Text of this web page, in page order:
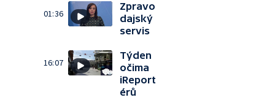
01:36
Zpravo
dajský
servis
16:07
Týden
očima
iReport
érů